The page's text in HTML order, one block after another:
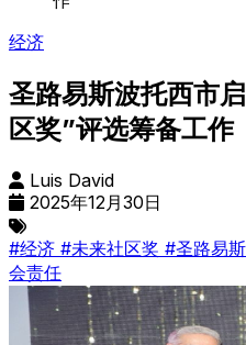
经济
圣路易斯波托西市
区奖”评选筹备工作
Luis David
2025年12月30日
#经济 #未来社区奖 #圣路易
会责任